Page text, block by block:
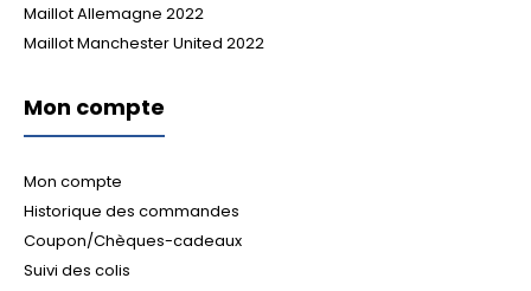
Maillot Allemagne 2022
Maillot Manchester United 2022
Mon compte
Mon compte
Historique des commandes
Coupon/Chèques-cadeaux
Suivi des colis